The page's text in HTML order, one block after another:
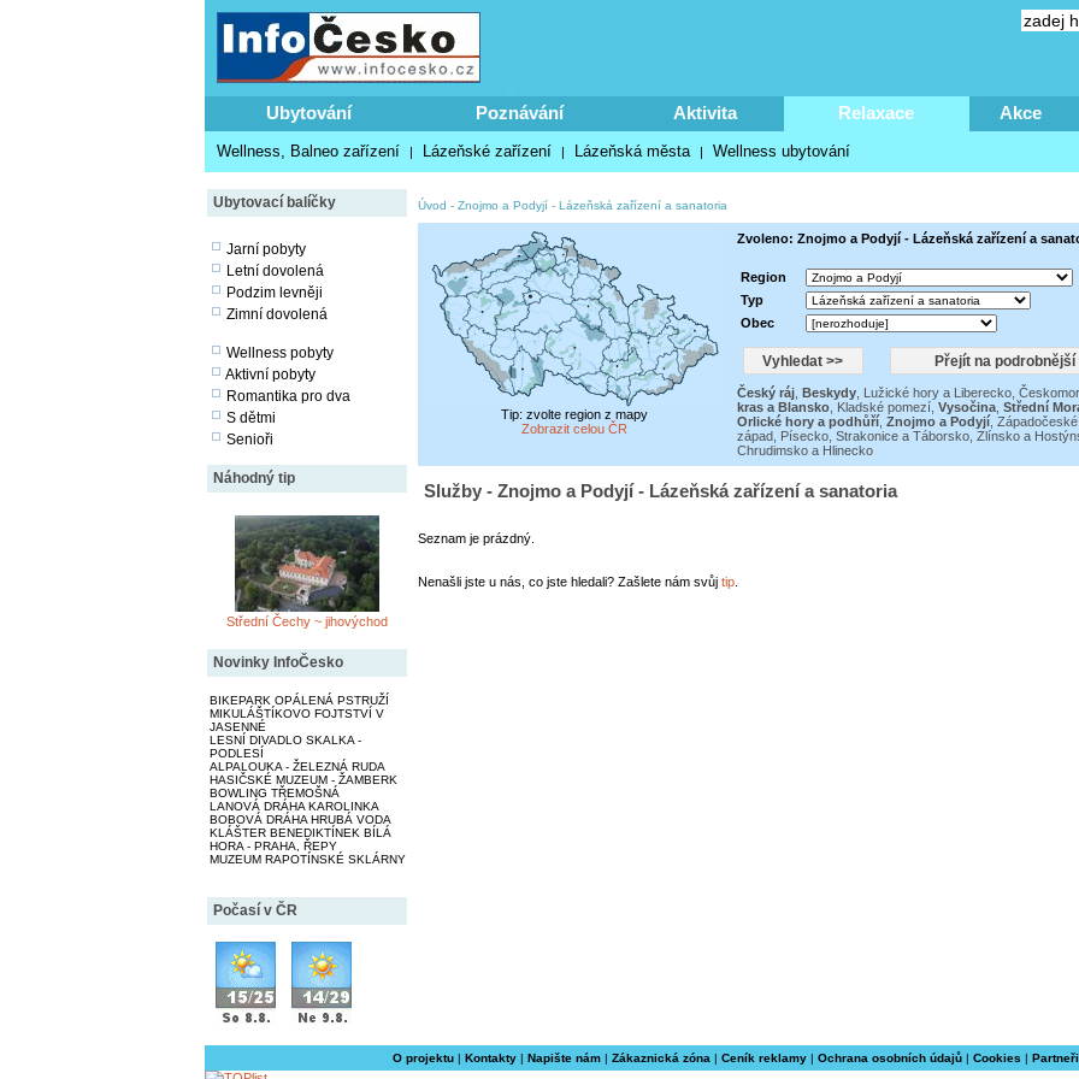
Ubytování Poznávání Aktivita Relaxace Akce
Wellness, Balneo zařízení | Lázeňské zařízení | Lázeňská města | Wellness ubytování
Ubytovací balíčky
Jarní pobyty
Letní dovolená
Podzim levněji
Zimní dovolená
Wellness pobyty
Aktivní pobyty
Romantika pro dva
S dětmi
Senioři
Náhodný tip
Střední Čechy ~ jihovýchod
Novinky InfoČesko
BIKEPARK OPÁLENÁ PSTRUŽÍ
MIKULÁŠTÍKOVO FOJTSTVÍ V
JASENNÉ
LESNÍ DIVADLO SKALKA -
PODLESÍ
ALPALOUKA - ŽELEZNÁ RUDA
HASIČSKÉ MUZEUM - ŽAMBERK
BOWLING TŘEMOŠNÁ
LANOVÁ DRÁHA KAROLINKA
BOBOVÁ DRÁHA HRUBÁ VODA
KLÁŠTER BENEDIKTÍNEK BÍLÁ
HORA - PRAHA, ŘEPY
MUZEUM RAPOTÍNSKÉ SKLÁRNY
Počasí v ČR
Úvod - Znojmo a Podyjí- Lázeňská zařízení a sanatoria
Tip: zvolte region z mapy
Zobrazit celou ČR
Zvoleno: Znojmo a Podyjí - Lázeňská zařízení a
Region
Typ
Obec
Český ráj, Beskydy, Lužické hory a Liberecko,
kras a Blansko, Kladské pomezí, Vysočina, Střední
Orlické hory a podhůří, Znojmo a Podyjí,
západ, Písecko, Strakonice a Táborsko, Zlínsko a
Chrudimsko a Hlinecko
Služby - Znojmo a Podyjí - Lázeňská zařízení a sanatoria
Seznam je prázdný.
Nenašli jste u nás, co jste hledali? Zašlete nám svůj tip.
O projektu | Kontakty | Napište nám | Zákaznická zóna | Ceník reklamy | Ochrana osobních údajů | Cookies | Partneři